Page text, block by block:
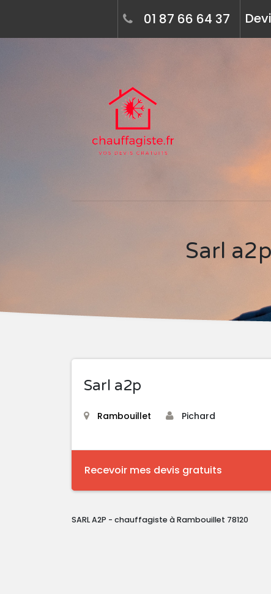
01 87 66 64 37
Sarl
Sarl a2p
Rambouillet Pichard
Recevoir mes devis gratuits
SARL A2P - chauffagiste à Rambouillet 78120